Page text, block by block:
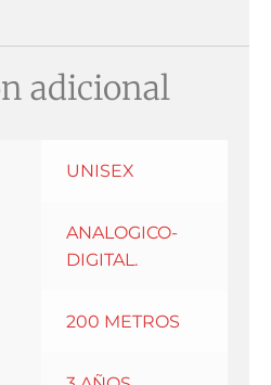
adicional
UNISEX
ANALOGICO-
DIGITAL.
200 METROS